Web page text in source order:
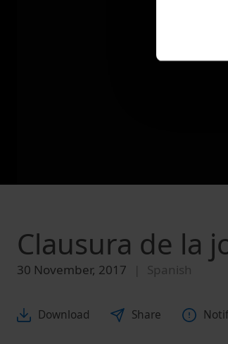
Clausura de la
30 November, 2017 Spanish
Download Share